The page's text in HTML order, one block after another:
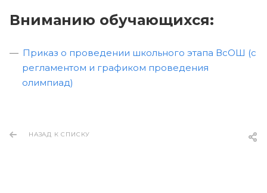
Вниманию обучающихся:
Приказ о проведении школьного этапа ВсОШ (с
регламентом и графиком проведения
олимпиад)
НАЗАД К СПИСКУ